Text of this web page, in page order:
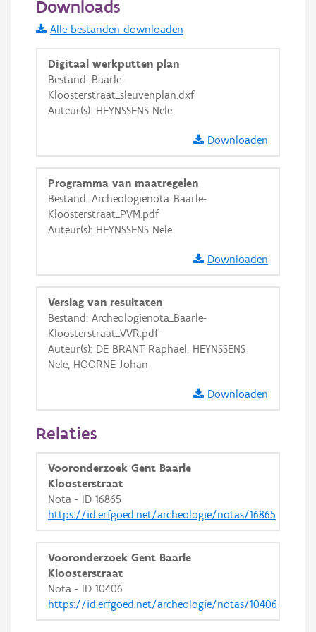
Informatie Vlaanderen
i
+ −
Basis Lagen
OSM-Basiskaart
GRB-Basiskaart
GRB-Basiskaart in grijswaarden
Downloads
Alle bestanden downloaden
Digitaal werkputten plan
Bestand: Baarle-
Kloosterstraat_sleuvenplan.dxf
Auteur(s): HEYNSSENS Nele
Downloaden
Programma van maatregelen
Bestand: Archeologienota_Baarle-
Kloosterstraat_PVM.pdf
Auteur(s): HEYNSSENS Nele
Downloaden
Verslag van resultaten
Bestand: Archeologienota_Baarle-
Kloosterstraat_VVR.pdf
Auteur(s): DE BRANT Raphael, HEYNSSENS
Nele, HOORNE Johan
Downloaden
Relaties
Vooronderzoek Gent Baarle
Kloosterstraat
Nota - ID 16865
https://id.erfgoed.net/archeologie/notas/16865
Vooronderzoek Gent Baarle
Kloosterstraat
Nota - ID 10406
https://id.erfgoed.net/archeologie/notas/10406